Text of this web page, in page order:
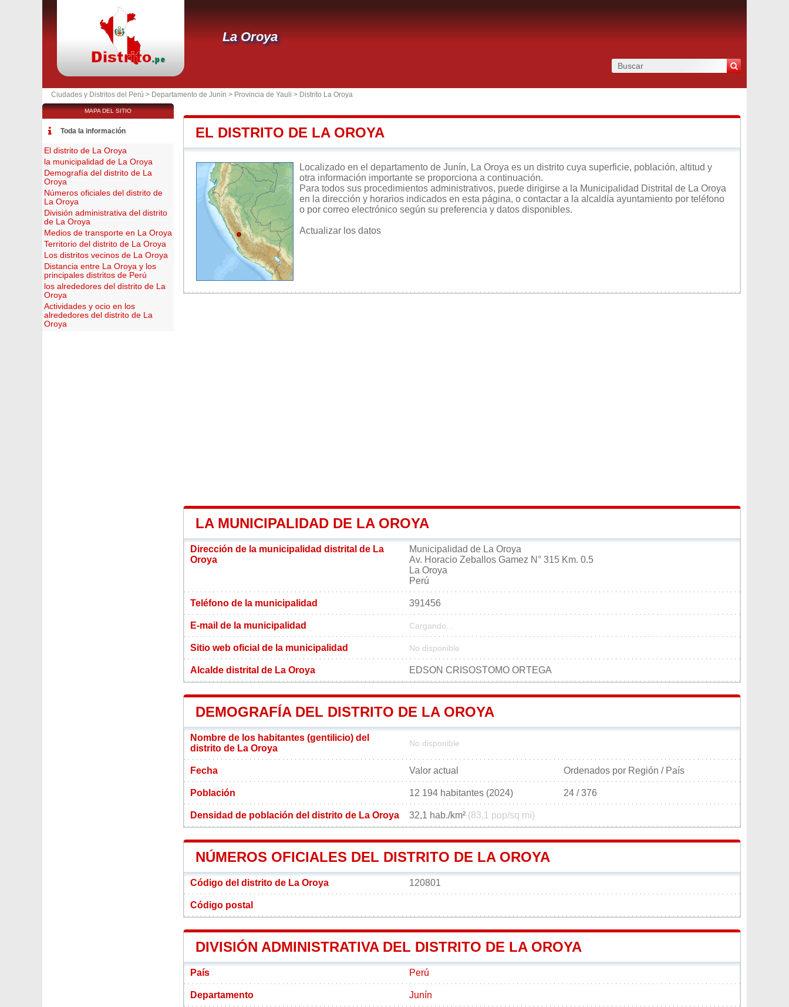
La Oroya
Ciudades y Distritos del Perú > Departamento de Junín > Provincia de Yauli > Distrito La Oroya
EL DISTRITO DE LA OROYA
Localizado en el departamento de Junín, La Oroya es un distrito cuya superficie, población, altitud y
otra información importante se proporciona a continuación.
Para todos sus procedimientos administrativos, puede dirigirse a la Municipalidad Distrital de La Oroya
en la dirección y horarios indicados en esta página, o contactar a la alcaldía ayuntamiento por teléfono
o por correo electrónico según su preferencia y datos disponibles.
Actualizar los datos
LA MUNICIPALIDAD DE LA OROYA
Dirección de la municipalidad distrital de La
Oroya
Municipalidad de La Oroya
Av. Horacio Zeballos Gamez N° 315 Km. 0.5
La Oroya
Perú
Teléfono de la municipalidad 391456
E-mail de la municipalidad Cargando...
Sitio web oficial de la municipalidad No disponible
Alcalde distrital de La Oroya EDSON CRISOSTOMO ORTEGA
DEMOGRAFÍA DEL DISTRITO DE LA OROYA
Nombre de los habitantes (gentilicio) del
distrito de La Oroya
No disponible
Fecha Valor actual Ordenados por Región / País
Población 12 194 habitantes (2024) 24 / 376
Densidad de población del distrito de La Oroya 32,1 hab./km² (83,1 pop/sq mi)
NÚMEROS OFICIALES DEL DISTRITO DE LA OROYA
Código del distrito de La Oroya 120801
Código postal
DIVISIÓN ADMINISTRATIVA DEL DISTRITO DE LA OROYA
País Perú
Departamento Junín
MAPA DEL SITIO
Toda la información
El distrito de La Oroya
la municipalidad de La Oroya
Demografía del distrito de La
Oroya
Números oficiales del distrito de
La Oroya
División administrativa del distrito
de La Oroya
Medios de transporte en La Oroya
Territorio del distrito de La Oroya
Los distritos vecinos de La Oroya
Distancia entre La Oroya y los
principales distritos de Perú
los alrededores del distrito de La
Oroya
Actividades y ocio en los
alrededores del distrito de La
Oroya